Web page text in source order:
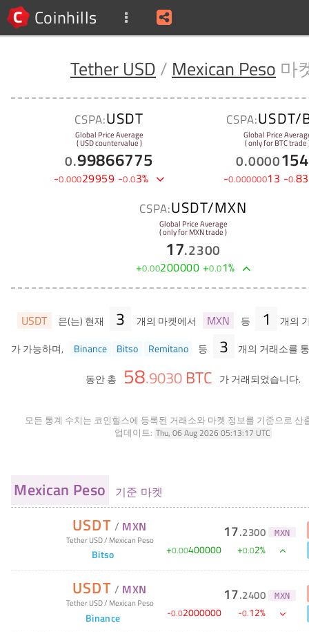
Coinhills
Tether USD / Mexican Peso 마
CSPA:USDT
Global Price Average
( USD countervalue )
0.99866775
-0.00029959 -0.03%
CSPA:USDT/
Global Price
( only for BTC trade
0.0000
-0.00000013 -0.83
CSPA:USDT/MXN
Global Price Average
( only for MXN trade )
17.2300
+0.00200000 +0.01%
USDT 은(는) 현재 3 개의 마켓에서 MXN 등 1
개의
가 가능하며,
Binance Bitso Remitano 등 3 개의 거래소를
동안 총 58.9030 BTC 가 거래되었습니다.
모든 통계 수치는 코인힐스에 등록된 거래소와 마켓 정보를 기준으로 산
업데이트: Thu, 06 Aug 2026 05:13:17 UTC
Mexican Peso 기준 마켓
USDT / MXN
Tether USD/ Mexican Peso
Bitso
17.2300 MXN
+0.00400000 +0.02%
USDT / MXN
Tether USD/ Mexican Peso
Binance
17.2400 MXN
-0.02000000 -0.12%